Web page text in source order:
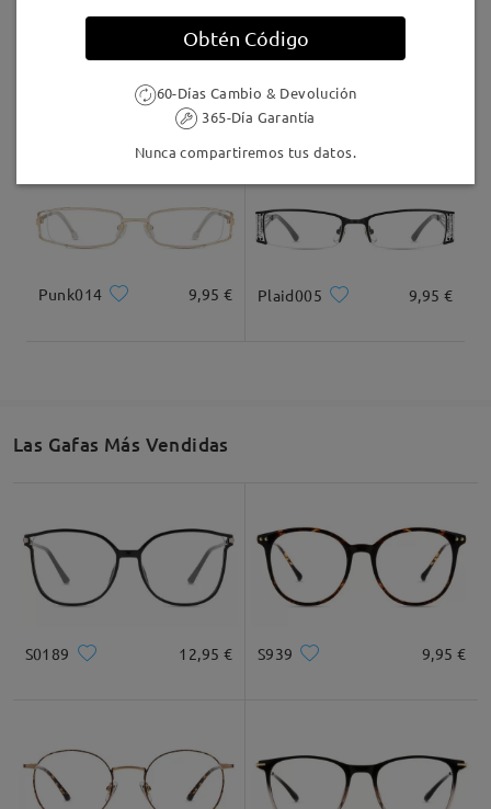
9,95 € Thread6
Punk014 9,95 € Plaid005 9,95 €
Las Gafas Más Vendidas
S0189 12,95 € S939 9,95 €
Obtén Código
60-Días Cambio & Devolución
365-Día Garantía
Nunca compartiremos tus datos.